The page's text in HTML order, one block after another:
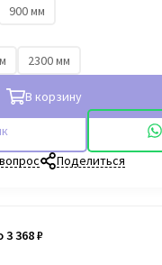
900 мм
2300 мм
В корзину
Поделиться
3 368 ₽